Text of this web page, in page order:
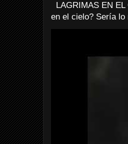
LAGRIMAS EN
en el cielo? Sería